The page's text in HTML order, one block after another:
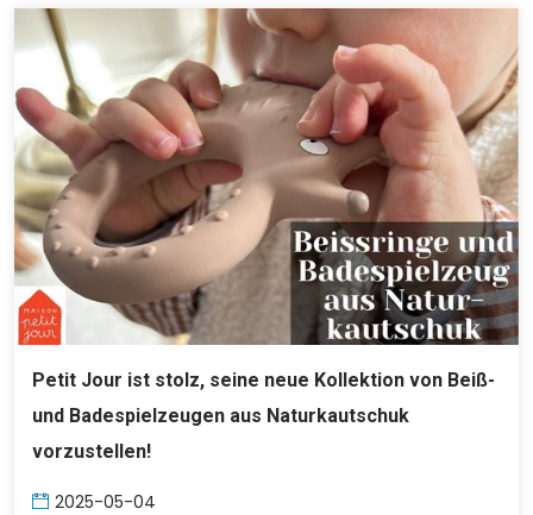
Petit Jour ist stolz, seine neue Kollektion von Beiß-
und Badespielzeugen aus Naturkautschuk
vorzustellen!
2025-05-04